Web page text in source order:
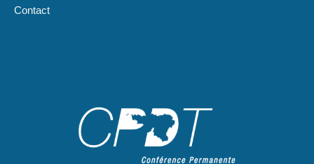
Contact